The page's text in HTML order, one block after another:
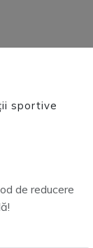
sportive
de reducere